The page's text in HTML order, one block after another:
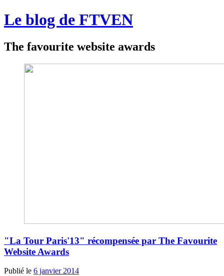
Le blog de FTVEN
The favourite website awards
"La Tour Paris'13" récompensée par The Favourite
Website Awards
Publié le 6 janvier 2014